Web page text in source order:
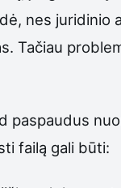
nes juridinio
Tačiau
paspaudus
failą gali būti: